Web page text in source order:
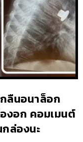
ลืนอนาล็อก
งอก คอมเมนต์
ล่องนะ